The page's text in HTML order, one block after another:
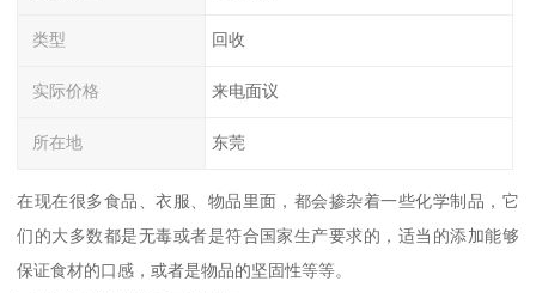
类型 回收
实际价格 来电面议
所在地 东莞
在现在很多食品、衣服、物品里面，都会掺杂着一些化学制品，它
们的大多数都是无毒或者是符合国家生产要求的，适当的添加能够
保证食材的口感，或者是物品的坚固性等等。